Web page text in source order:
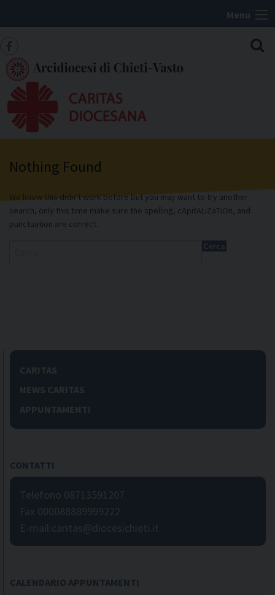
k
n
Menu
a
c
e
b
o
k
Nothing Found
We know this didn’t work before but you may want to try another
search, only this time make sure the spelling, cApitALiZaTiOn, and
punctuation are correct.
Cerca
CARITAS
NEWS CARITAS
APPUNTAMENTI
CONTATTI
Telefono 08713591207
Fax 000088889999222
E-mail:caritas@diocesichieti.it
CALENDARIO APPUNTAMENTI